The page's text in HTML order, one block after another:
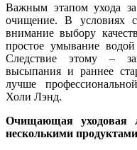
Важным этапом ухода
очищение. В условиях
внимание выбору
простое умывание
Следствие этому –
высыпания и раннее
лучше
Холи Лэнд.
Очищающая уходовая
несколькими